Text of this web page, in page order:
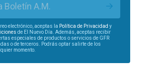
Boletín A.M.
electrónico, aceptas la Política de Privacidad y
de El Nuevo Día. Además, aceptas recibir
especiales de productos o servicios de GFR
o de terceros. Podrás optar salirte de los
momento.